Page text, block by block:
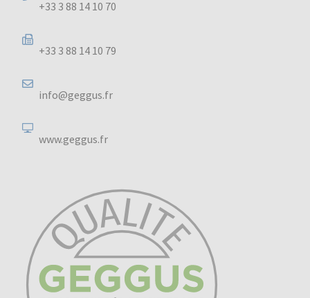
+33 3 88 14 10 70
+33 3 88 14 10 79
info@geggus.fr
www.geggus.fr